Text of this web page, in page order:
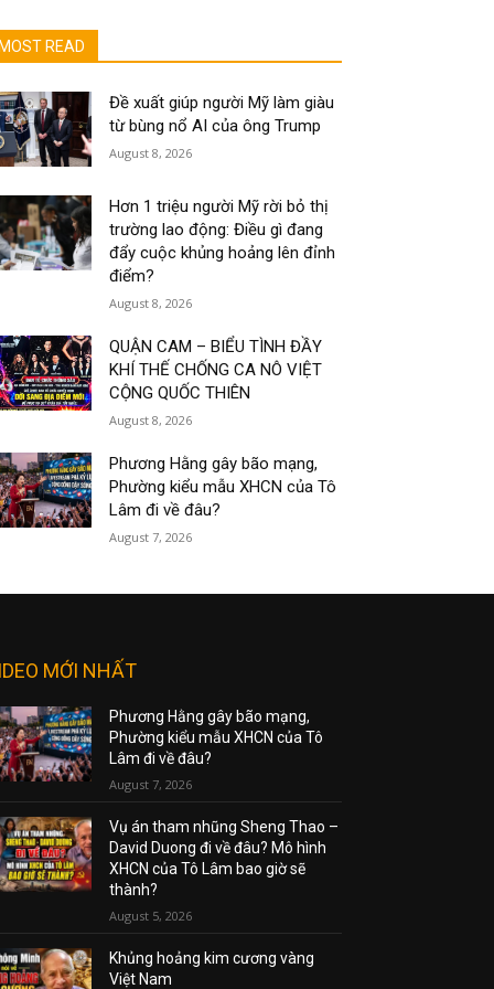
MOST READ
Đề xuất giúp người Mỹ làm giàu
từ bùng nổ AI của ông Trump
August 8, 2026
Hơn 1 triệu người Mỹ rời bỏ thị
trường lao động: Điều gì đang
đẩy cuộc khủng hoảng lên đỉnh
điểm?
August 8, 2026
QUẬN CAM – BIỂU TÌNH ĐẦY
KHÍ THẾ CHỐNG CA NÔ VIỆT
CỘNG QUỐC THIÊN
August 8, 2026
Phương Hằng gây bão mạng,
Phường kiểu mẫu XHCN của Tô
Lâm đi về đâu?
August 7, 2026
MỚI NHẤT
Phương Hằng gây bão mạng,
Phường kiểu mẫu XHCN của Tô
Lâm đi về đâu?
August 7, 2026
Vụ án tham nhũng Sheng Thao –
David Duong đi về đâu? Mô hình
XHCN của Tô Lâm bao giờ sẽ
thành?
August 5, 2026
Khủng hoảng kim cương vàng
Việt Nam